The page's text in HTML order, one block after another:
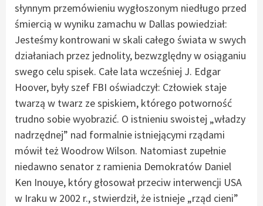
słynnym przemówieniu wygłoszonym niedługo przed
śmiercią w wyniku zamachu w Dallas powiedział:
Jesteśmy kontrowani w skali całego świata w swych
działaniach przez jednolity, bezwzględny w osiąganiu
swego celu spisek. Całe lata wcześniej J. Edgar
Hoover, były szef FBI oświadczył: Człowiek staje
twarzą w twarz ze spiskiem, którego potworność
trudno sobie wyobrazić. O istnieniu swoistej „władzy
nadrzędnej” nad formalnie istniejącymi rządami
mówił też Woodrow Wilson. Natomiast zupełnie
niedawno senator z ramienia Demokratów Daniel
Ken Inouye, który głosował przeciw interwencji USA
w Iraku w 2002 r., stwierdził, że istnieje „rząd cieni”